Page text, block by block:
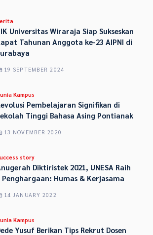
Universitas Wiraraja Siap Sukseskan
Tahunan Anggota ke-23 AIPNI di
19 SEPTEMBER 2024
Kampus
Pembelajaran Signifikan di
Tinggi Bahasa Asing Pontianak
13 NOVEMBER 2020
story
Diktiristek 2021, UNESA Raih
Penghargaan: Humas & Kerjasama
14 JANUARY 2022
Kampus
Yusuf Berikan Tips Rekrut Dosen